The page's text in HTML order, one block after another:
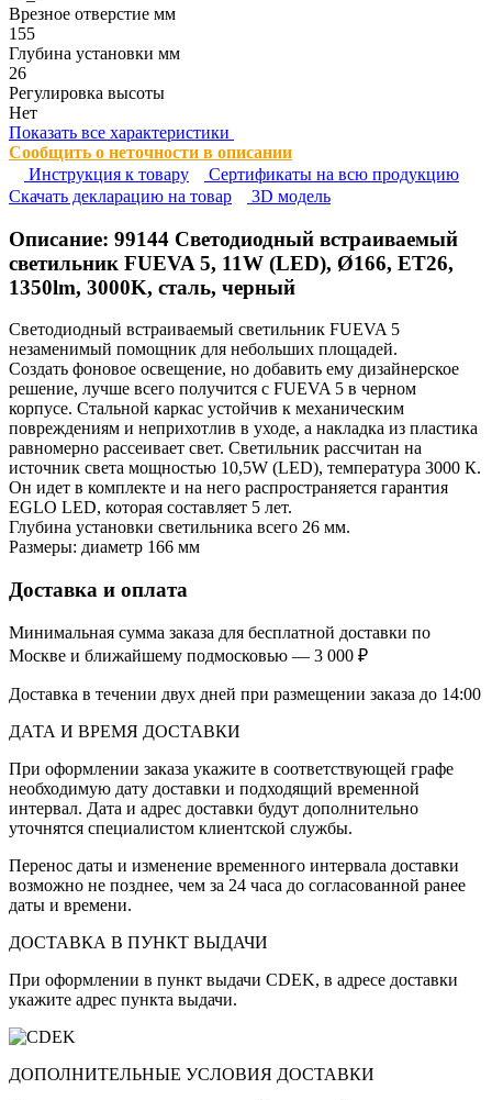
Врезное отверстие мм
155
Глубина установки мм
26
Регулировка высоты
Нет
Показать все характеристики
Сообщить о неточности в описании
Инструкция к товару
Сертификаты на всю продукцию
Cкачать декларацию на товар
3D модель
Описание: 99144 Светодиодный встраиваемый
светильник FUEVA 5, 11W (LED), Ø166, ET26,
1350lm, 3000K, сталь, черный
Светодиодный встраиваемый светильник FUEVA 5
незаменимый помощник для небольших площадей.
Создать фоновое освещение, но добавить ему дизайнерское
решение, лучше всего получится с FUEVA 5 в черном
корпусе. Стальной каркас устойчив к механическим
повреждениям и неприхотлив в уходе, а накладка из пластика
равномерно рассеивает свет. Светильник рассчитан на
источник света мощностью 10,5W (LED), температура 3000 К.
Он идет в комплекте и на него распространяется гарантия
EGLO LED, которая составляет 5 лет.
Глубина установки светильника всего 26 мм.
Размеры: диаметр 166 мм
Доставка и оплата
Минимальная сумма заказа для бесплатной доставки по
Москве и ближайшему подмосковью — 3 000 ₽
Доставка в течении двух дней при размещении заказа до 14:00
ДАТА И ВРЕМЯ ДОСТАВКИ
При оформлении заказа укажите в соответствующей графе
необходимую дату доставки и подходящий временной
интервал. Дата и адрес доставки будут дополнительно
уточнятся специалистом клиентской службы.
Перенос даты и изменение временного интервала доставки
возможно не позднее, чем за 24 часа до согласованной ранее
даты и времени.
ДОСТАВКА В ПУНКТ ВЫДАЧИ
При оформлении в пункт выдачи CDEK, в адресе доставки
укажите адрес пункта выдачи.
ДОПОЛНИТЕЛЬНЫЕ УСЛОВИЯ ДОСТАВКИ